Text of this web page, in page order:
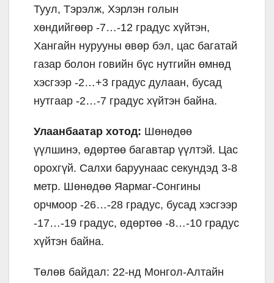
Туул, Тэрэлж, Хэрлэн голын
хөндийгөөр -7…-12 градус хүйтэн,
Хангайн нурууны өвөр бэл, цас багатай
газар болон говийн бүс нутгийн өмнөд
хэсгээр -2…+3 градус дулаан, бусад
нутгаар -2…-7 градус хүйтэн байна.
Улаанбаатар хотод: Шөнөдөө
үүлшинэ, өдөртөө багавтар үүлтэй. Цас
орохгүй. Салхи баруунаас секундэд 3-8
метр. Шөнөдөө Яармаг-Сонгины
орчмоор -26…-28 градус, бусад хэсгээр
-17…-19 градус, өдөртөө -8…-10 градус
хүйтэн байна.
Төлөв байдал: 22-нд Монгол-Алтайн